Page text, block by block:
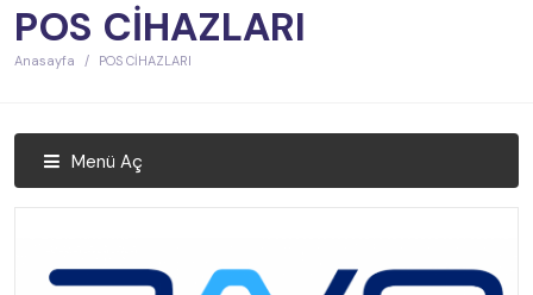
POS CİHAZLARI
Anasayfa POS CİHAZLARI
Menü Aç